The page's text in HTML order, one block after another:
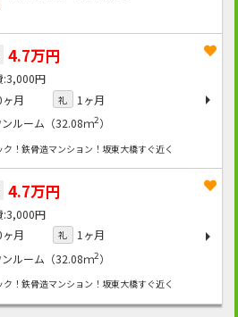
4.7万円
3,000円
月 礼
1ヶ月
ンルーム（32.08ｍ2）
！鉄骨造マンション！坂東大橋すぐ近く
4.7万円
3,000円
月 礼
1ヶ月
ンルーム（32.08ｍ2）
！鉄骨造マンション！坂東大橋すぐ近く